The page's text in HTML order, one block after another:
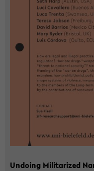
Un­doing Mi­li­ta­ri­zed